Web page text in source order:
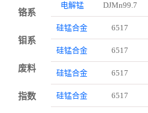
铬系
钼系
废料
指数
电解锰 DJMn99.7
硅锰合金 6517
硅锰合金 6517
硅锰合金 6517
硅锰合金 6517